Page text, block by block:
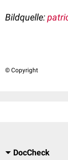
Bildquelle:
© Copyright
DocCheck